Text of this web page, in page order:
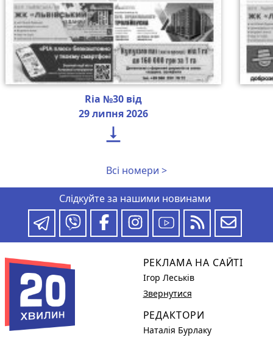
Ria №30 від
29 липня 2026

Всі номери >
Слідкуйте за нашими новинами
РЕКЛАМА НА САЙТІ
Ігор Леськів
Звернутися
РЕДАКТОРИ
Наталія Бурлаку